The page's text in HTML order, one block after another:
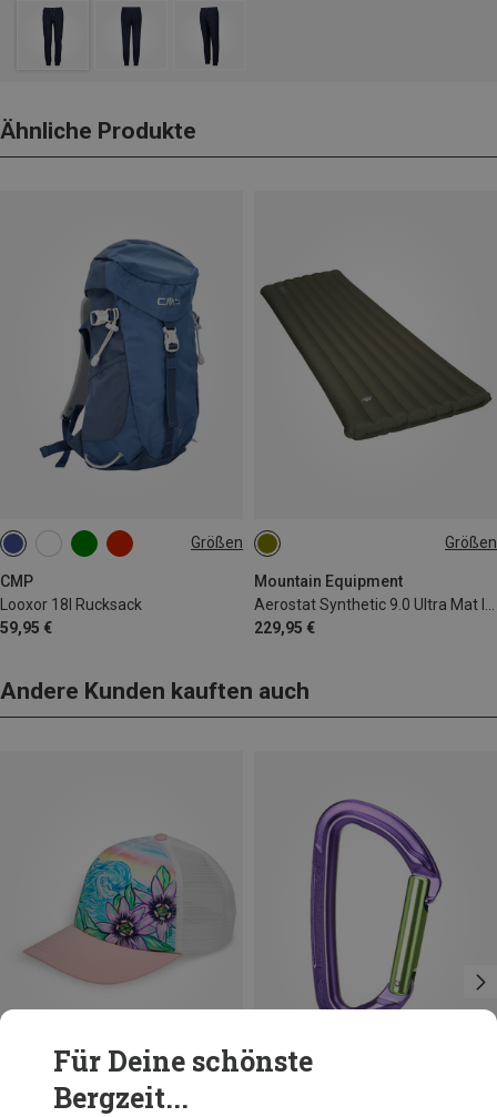
Ähnliche Produkte
Größen
CMP
Looxor 18l Rucksack
59,95 €
18L Größen
Mountain Equipment
229,95 €
200X65CM
Andere Kunden kauften auch
Du sparst 31%
Für Deine schönste
Bergzeit...